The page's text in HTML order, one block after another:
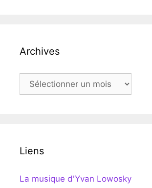
Archives
Archives
Liens
La musique d'Yvan Lowosky